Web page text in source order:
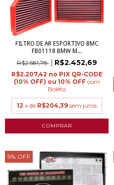
FILTRO DE AR ESPORTIVO BMC
FB01118 BMW M...
R$2.581,78 R$2.452,69
R$2.207,42
com
Boleto
12 x de R$204,39 sem juros
5% OFF